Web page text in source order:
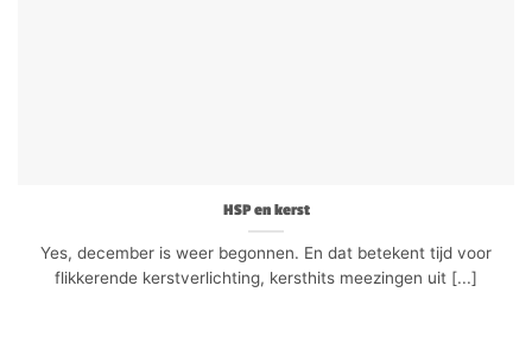
HSP en kerst
Yes, december is weer begonnen. En dat betekent tijd voor
flikkerende kerstverlichting, kersthits meezingen uit [...]